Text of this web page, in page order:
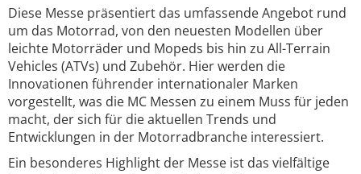
Diese Messe präsentiert das umfassende Angebot rund
um das Motorrad, von den neuesten Modellen über
leichte Motorräder und Mopeds bis hin zu All-Terrain
Vehicles (ATVs) und Zubehör. Hier werden die
Innovationen führender internationaler Marken
vorgestellt, was die MC Messen zu einem Muss für jeden
macht, der sich für die aktuellen Trends und
Entwicklungen in der Motorradbranche interessiert.
Ein besonderes Highlight der Messe ist das vielfältige